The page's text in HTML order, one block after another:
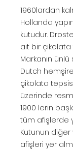
1960lardan
Hollanda
kutudur.
ait bir çikolata
Markanın
Dutch
çikolata tepsisi
üzerinde
1900 lerin
tüm afişlerde
Kutunun
afişleri yer